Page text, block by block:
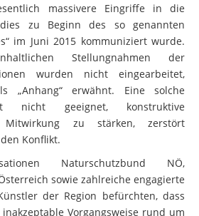
massivere Eingriffe in die
zu Beginn des so genannten
im Juni 2015 kommuniziert wurde.
Stellungnahmen der
wurden nicht eingearbeitet,
„Anhang“ erwähnt. Eine solche
nicht geeignet, konstruktive
Mitwirkung zu stärken, zerstört
Konflikt.
Naturschutzbund NÖ,
sowie zahlreiche engagierte
der Region befürchten, dass
Vorgangsweise rund um